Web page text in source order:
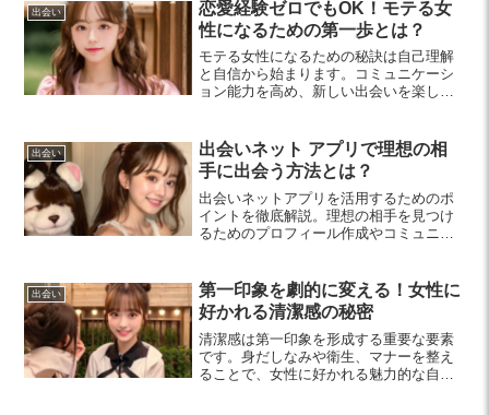
出会い
恋愛経験ゼロでもOK！モテる女
性になるための第一歩とは？
モテる女性になるための秘訣は自己理解
と自信から始まります。コミュニケーシ
ョン能力を高め、新しい出会いを楽しむ
くことが、魅力的な存在への第一歩で
す。
出会い
出会いネット アプリで理想の相
手に出会う方法とは？
出会いネットアプリを活用するためのポ
イントを徹底解説。理想の相手を見つけ
るためのプロフィール作成やコミュニケ
ます。
出会い
第一印象を劇的に変える！女性に
好かれる清潔感の秘密
清潔感は第一印象を形成する重要な要素
です。身だしなみや衛生、マナーを整え
ることで、女性に好かれる魅力的な自分